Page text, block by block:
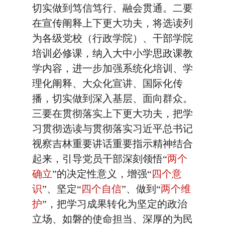
切实做到笃信笃行、融会贯通。二要
在宣传阐释上下更大功夫，将选读列
为各级党校（行政学院）、干部学院
培训必修课，纳入大中小学思政课教
学内容，进一步加强系统化培训、学
理化阐释、大众化宣讲、国际化传
播，切实做到深入基层、面向群众。
三要在贯彻落实上下更大功夫，把学
习贯彻选读与贯彻落实习近平总书记
视察吉林重要讲话重要指示精神结合
起来，引导党员干部深刻领悟“两个
确立”的决定性意义，增强“四个意
识”、坚定“四个自信”、做到“两个维
护”，把学习成果转化为坚定的政治
立场、如磐的使命担当、深厚的为民